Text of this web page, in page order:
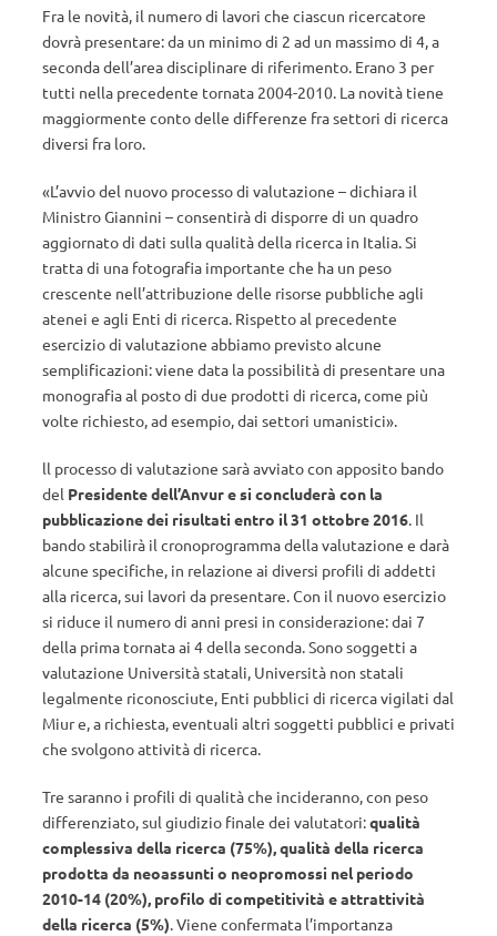
Fra le novità, il numero di lavori che ciascun ricercatore
dovrà presentare: da un minimo di 2 ad un massimo di 4, a
seconda dell’area disciplinare di riferimento. Erano 3 per
tutti nella precedente tornata 2004-2010. La novità tiene
maggiormente conto delle differenze fra settori di ricerca
diversi fra loro.
«L’avvio del nuovo processo di valutazione – dichiara il
Ministro Giannini – consentirà di disporre di un quadro
aggiornato di dati sulla qualità della ricerca in Italia. Si
tratta di una fotografia importante che ha un peso
crescente nell’attribuzione delle risorse pubbliche agli
atenei e agli Enti di ricerca. Rispetto al precedente
esercizio di valutazione abbiamo previsto alcune
semplificazioni: viene data la possibilità di presentare una
monografia al posto di due prodotti di ricerca, come più
volte richiesto, ad esempio, dai settori umanistici».
ll processo di valutazione sarà avviato con apposito bando
del Presidente dell’Anvur e si concluderà con la
pubblicazione dei risultati entro il 31 ottobre 2016. Il
bando stabilirà il cronoprogramma della valutazione e darà
alcune specifiche, in relazione ai diversi profili di addetti
alla ricerca, sui lavori da presentare. Con il nuovo esercizio
si riduce il numero di anni presi in considerazione: dai 7
della prima tornata ai 4 della seconda. Sono soggetti a
valutazione Università statali, Università non statali
legalmente riconosciute, Enti pubblici di ricerca vigilati dal
Miur e, a richiesta, eventuali altri soggetti pubblici e privati
che svolgono attività di ricerca.
Tre saranno i profili di qualità che incideranno, con peso
differenziato, sul giudizio finale dei valutatori:qualità
complessiva della ricerca (75%), qualità della ricerca
prodotta da neoassunti o neopromossi nel periodo
2010-14 (20%), profilo di competitività e attrattività
della ricerca (5%). Viene confermata l’importanza